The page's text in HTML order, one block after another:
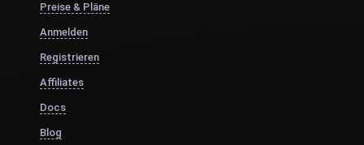
Preise & Pläne
Anmelden
Registrieren
Affiliates
Docs
Blog